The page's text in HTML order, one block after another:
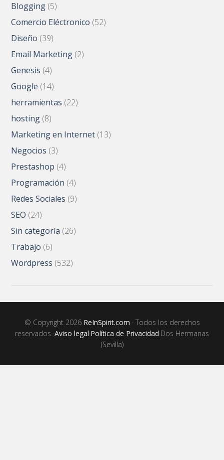
Blogging (5)
Comercio Eléctronico (52)
Diseño (39)
Email Marketing (2)
Genesis (4)
Google (14)
herramientas (22)
hosting (8)
Marketing en Internet (13)
Negocios (3)
Prestashop (4)
Programación (4)
Redes Sociales (9)
SEO (24)
Sin categoría (26)
Trabajo (6)
Wordpress (532)
© Copyright 2026 ReInSpirit.com · Todos los derechos
reservados ·Aviso legal·Política de Privacidad·Dos Hermanas
(Sevilla)